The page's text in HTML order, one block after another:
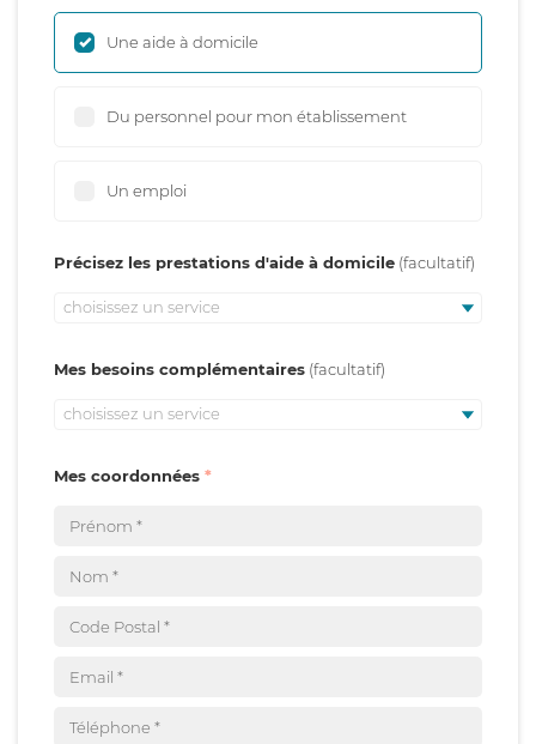
Une aide à domicile
Du personnel pour mon établissement
Un emploi
Précisez les prestations d'aide à domicile
choisissez un service
Mes besoins complémentaires
choisissez un service
Mes coordonnées